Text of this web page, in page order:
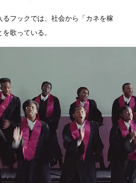
フックでは、社会から「カネを稼
歌っている。